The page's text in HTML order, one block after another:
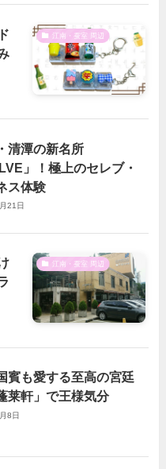
江南・蚕室 周辺
清潭の新名所
」！極上のセレブ・
ス体験
21日
江南・蚕室 周辺
賓も愛する至高の宮廷
莱軒」で王様気分
8日